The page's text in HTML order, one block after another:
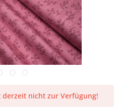
derzeit nicht zur Verfügung!